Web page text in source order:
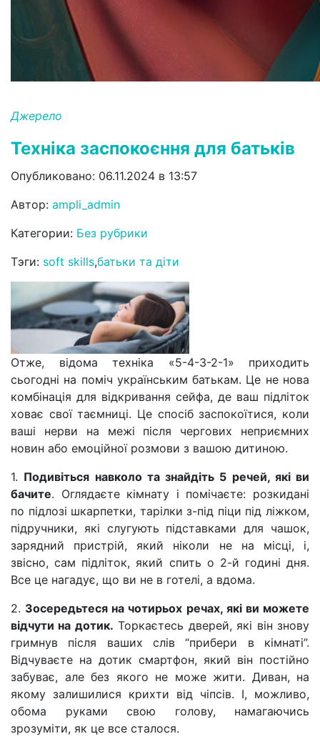
Джерело
Техніка заспокоєння для батьків
Опубликовано: 06.11.2024 в 13:57
Автор: ampli_admin
Категории: Без рубрики
Тэги: soft skills,батьки та діти
Отже, відома техніка «5-4-3-2-1» приходить
сьогодні на поміч українським батькам. Це не нова
комбінація для відкривання сейфа, де ваш підліток
ховає свої таємниці. Це спосіб заспокоїтися, коли
ваші нерви на межі після чергових неприємних
новин або емоційної розмови з вашою дитиною.
1. Подивіться навколо та знайдіть 5 речей, які ви
бачите. Оглядаєте кімнату і помічаєте: розкидані
по підлозі шкарпетки, тарілки з-під піци під ліжком,
підручники, які слугують підставками для чашок,
зарядний пристрій, який ніколи не на місці, і,
звісно, сам підліток, який спить о 2-й годині дня.
Все це нагадує, що ви не в готелі, а вдома.
2. Зосередьтеся на чотирьох речах, які ви можете
відчути на дотик. Торкаєтесь дверей, які він знову
гримнув після ваших слів “прибери в кімнаті”.
Відчуваєте на дотик смартфон, який він постійно
забуває, але без якого не може жити. Диван, на
якому залишилися крихти від чіпсів. І, можливо,
обома руками свою голову, намагаючись
зрозуміти, як це все сталося.